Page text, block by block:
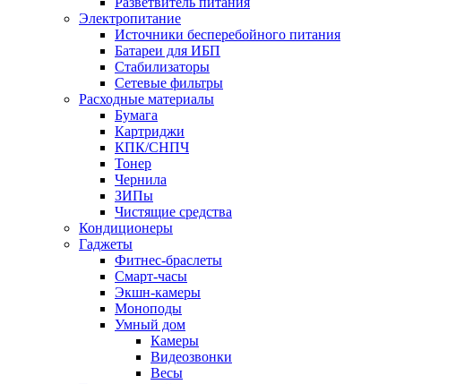
Электропитание
Источники бесперебойного питания
Батареи для ИБП
Стабилизаторы
Сетевые фильтры
Расходные материалы
Бумага
Картриджи
КПК/СНПЧ
Тонер
Чернила
ЗИПы
Чистящие средства
Кондиционеры
Гаджеты
Фитнес-браслеты
Смарт-часы
Экшн-камеры
Моноподы
Умный дом
Камеры
Видеозвонки
Весы